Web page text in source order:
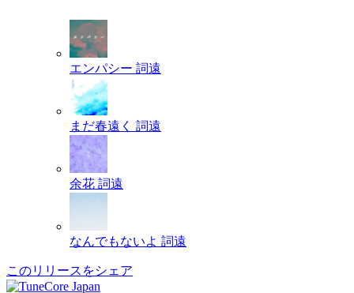
エンパシー 詞遠
まだ春遠く 詞遠
余花 詞遠
なんでもないよ 詞遠
このリリースをシェア